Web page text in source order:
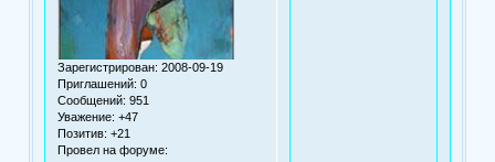
Зарегистрирован: 2008-09-19
Приглашений: 0
Сообщений: 951
Уважение: +47
Позитив: +21
Провел на форуме: